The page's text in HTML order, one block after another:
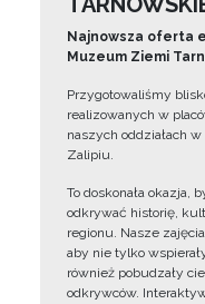
Najnowsza oferta
Muzeum Ziemi
Przygotowaliśmy
realizowanych w
naszych oddziałach
Zalipiu.
To doskonała okazja,
odkrywać historię,
regionu. Nasze
aby nie tylko
również pobudzały
odkrywców.